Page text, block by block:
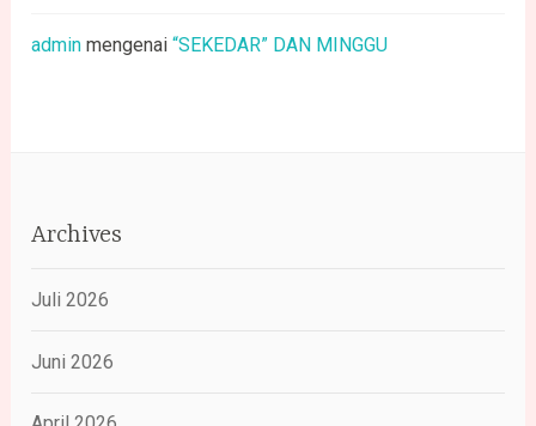
admin mengenai“SEKEDAR” DAN MINGGU
Archives
Juli 2026
Juni 2026